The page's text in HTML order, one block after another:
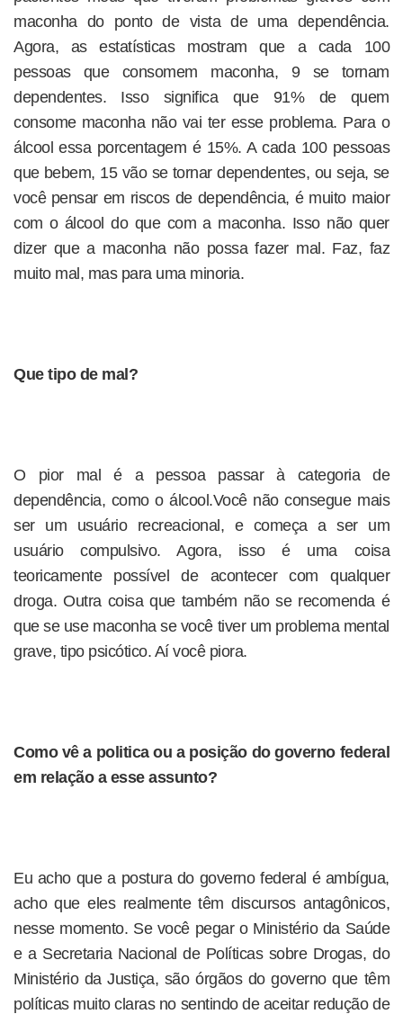
maconha do ponto de vista de uma dependência.
Agora, as estatísticas mostram que a cada 100
pessoas que consomem maconha, 9 se tornam
dependentes. Isso significa que 91% de quem
consome maconha não vai ter esse problema. Para o
álcool essa porcentagem é 15%. A cada 100 pessoas
que bebem, 15 vão se tornar dependentes, ou seja, se
você pensar em riscos de dependência, é muito maior
com o álcool do que com a maconha. Isso não quer
dizer que a maconha não possa fazer mal. Faz, faz
muito mal, mas para uma minoria.
Que tipo de mal?
O pior mal é a pessoa passar à categoria de
dependência, como o álcool.Você não consegue mais
ser um usuário recreacional, e começa a ser um
usuário compulsivo. Agora, isso é uma coisa
teoricamente possível de acontecer com qualquer
droga. Outra coisa que também não se recomenda é
que se use maconha se você tiver um problema mental
grave, tipo psicótico. Aí você piora.
Como vê a politica ou a posição do governo federal
em relação a esse assunto?
Eu acho que a postura do governo federal é ambígua,
acho que eles realmente têm discursos antagônicos,
nesse momento. Se você pegar o Ministério da Saúde
e a Secretaria Nacional de Políticas sobre Drogas, do
Ministério da Justiça, são órgãos do governo que têm
políticas muito claras no sentindo de aceitar redução de